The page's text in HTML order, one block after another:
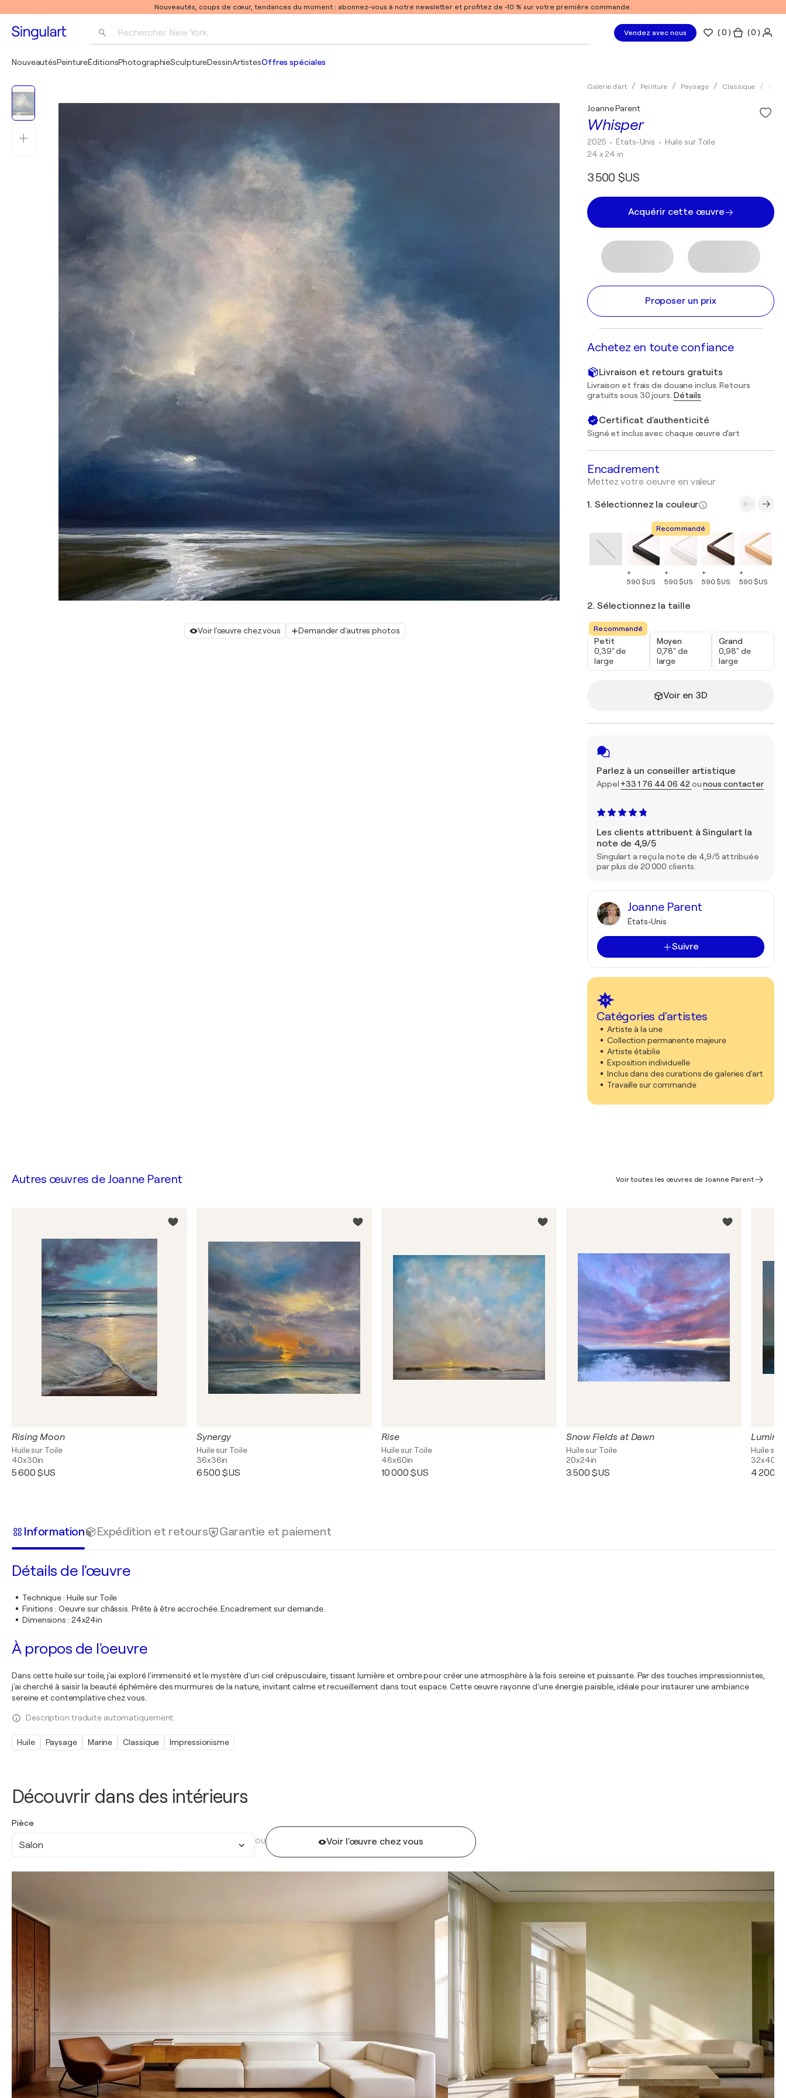
Nouveautés, coups de cœur, tendances du moment : abonnez-vous à notre newsletter et profitez de -10 % sur votre première commande.
Rechercher New York
Pablo Picasso
Vendez avec nous (0 ) ( 0 )
NouveautésPeintureÉditionsPhotographieSculptureDessinArtistesOffres spéciales
Voir l'œuvre chez vous Demander d'autres photos
Galerie d'art Peinture Paysage Classique Huile
Whisper
Joanne Parent
2025 • États-Unis • Huile sur Toile
24 x 24 in
3 500 $US
Acquérir cette œuvre
Proposer un prix
Achetez en toute confiance
Livraison et retours gratuits
Livraison et frais de douane inclus. Retours
gratuits sous 30 jours. Détails
Certificat d'authenticité
Signé et inclus avec chaque œuvre d'art
Encadrement
Mettez votre oeuvre en valeur
1. Sélectionnez la couleur
+
590 $US
Recommandé
+
590 $US
+
590 $US
+
590 $US
2. Sélectionnez la taille
Recommandé
Petit
0,39" de
large
Moyen
0,78" de
large
Grand
0,98" de
large
Voir en 3D
Parlez à un conseiller artistique
Appel +33 1 76 44 06 42 ounous contacter
Les clients attribuent à Singulart la
note de 4,9/5
Singulart a reçu la note de 4,9/5 attribuée
par plus de 20 000 clients.
Joanne Parent
États-Unis
Suivre
Catégories d'artistes
Artiste à la une
Collection permanente majeure
Artiste établie
Exposition individuelle
Inclus dans des curations de galeries d'art
Travaille sur commande
Découvrir dans des intérieurs
Pièce
Salon OU Voir l'œuvre chez vous
Autres œuvres de Joanne Parent Voir toutes les œuvres de Joanne Parent
Rising Moon
Huile sur Toile
40x30in
5 600 $US
Synergy
Huile sur Toile
36x36in
6 500 $US
Rise
Huile sur Toile
48x60in
10 000 $US
Snow Fields at Dawn
Huile sur Toile
20x24in
3 500 $US
Huile sur
32x40in
4 200
Information Expédition et retours Garantie et paiement
Détails de l'œuvre
Technique: Huile sur Toile
Finitions : Oeuvre sur châssis. Prête à être accrochée. Encadrement sur demande.
Dimensions : 24x24in
À propos de l'oeuvre
Dans cette huile sur toile, j'ai exploré l'immensité et le mystère d'un ciel crépusculaire, tissant lumière et ombre pour créer une atmosphère à la fois sereine et puissante. Par des touches impressionnistes,
j'ai cherché à saisir la beauté éphémère des murmures de la nature, invitant calme et recueillement dans tout espace. Cette œuvre rayonne d'une énergie paisible, idéale pour instaurer une ambiance
sereine et contemplative chez vous.
Description traduite automatiquement.
Huile Paysage Marine Classique Impressionisme